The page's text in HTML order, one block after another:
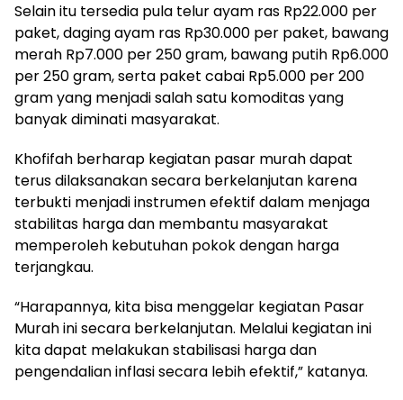
Selain itu tersedia pula telur ayam ras Rp22.000 per
paket, daging ayam ras Rp30.000 per paket, bawang
merah Rp7.000 per 250 gram, bawang putih Rp6.000
per 250 gram, serta paket cabai Rp5.000 per 200
gram yang menjadi salah satu komoditas yang
banyak diminati masyarakat.
Khofifah berharap kegiatan pasar murah dapat
terus dilaksanakan secara berkelanjutan karena
terbukti menjadi instrumen efektif dalam menjaga
stabilitas harga dan membantu masyarakat
memperoleh kebutuhan pokok dengan harga
terjangkau.
“Harapannya, kita bisa menggelar kegiatan Pasar
Murah ini secara berkelanjutan. Melalui kegiatan ini
kita dapat melakukan stabilisasi harga dan
pengendalian inflasi secara lebih efektif,” katanya.